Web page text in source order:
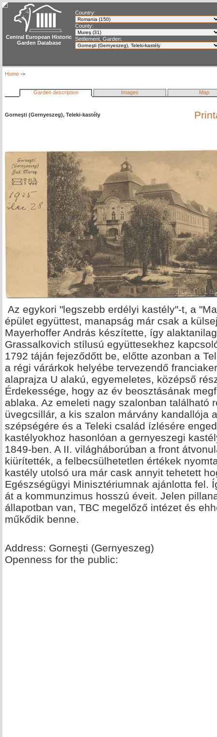
Central European Historic
Garden Database
Country:
County:
Settlement, Garden:
Home ->
Garden description Images Map
Gorneşti (Gernyeszeg), Teleki-kastély
Az egykori "legszebb erdélyi kastély"-t, a
épület együttest, manapság már csak a
Mayerhoffer András készítette, így
Grassalkovich stílusú együttesekhez
1792 táján fejeződőtt be, előtte azonban a
a régi várárkok helyébe tervezendő
alaprajza U alakú, egyemeletes, középső
Érdekessége, hogy az év beosztásának
ablaka. Az emeleti nagy szalonban található
üvegcsillár, a kis szalon márvány kandallója
szépségére és a Teleki család ízlésére
kastélyokhoz hasonlóan a gernyeszegi
1849-ben. A II. világháborúban a front
kiürítették, a felbecsülhetetlen értékek
kastély utolsó ura már cask annyit tehetett
Egészségügyi Minisztériumnak ajánlotta fel.
át a kommunzimus hosszú éveit. Jelen
állapotban van, TBC megelőző intézet és
műkődik benne.
Address: Gorneşti (Gernyeszeg)
Openness for the public: